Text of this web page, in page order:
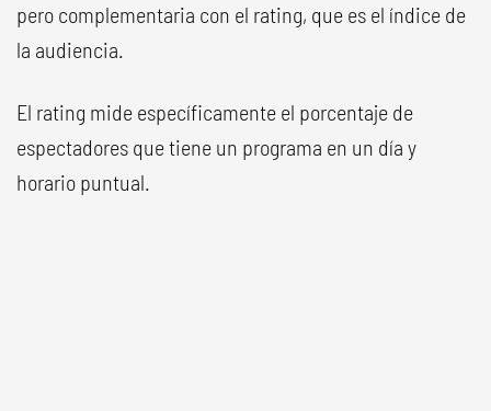
pero complementaria con el rating, que es el índice de
la audiencia.
El rating mide específicamente el porcentaje de
espectadores que tiene un programa en un día y
horario puntual.